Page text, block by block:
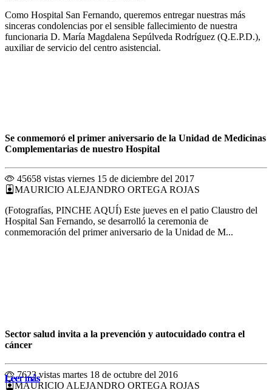
Leer más
Leer más
Leer más
Leer más
Leer más
Como Hospital San Fernando, queremos entregar nuestras más
sinceras condolencias por el sensible fallecimiento de nuestra
funcionaria D. María Magdalena Sepúlveda Rodríguez (Q.E.P.D.),
auxiliar de servicio del centro asistencial.
Leer más
Se conmemoró el primer aniversario de la Unidad de Medicinas
Complementarias de nuestro Hospital
45658 vistas viernes 15 de diciembre del 2017
MAURICIO ALEJANDRO ORTEGA ROJAS
(Fotografías, PINCHE AQUÍ) Este jueves en el patio Claustro del
Hospital San Fernando, se desarrolló la ceremonia de
conmemoración del primer aniversario de la Unidad de M...
Leer más
Sector salud invita a la prevención y autocuidado contra el
cáncer
7623 vistas martes 18 de octubre del 2016
MAURICIO ALEJANDRO ORTEGA ROJAS
Leer más
Leer más
Leer más
Leer más
Leer más